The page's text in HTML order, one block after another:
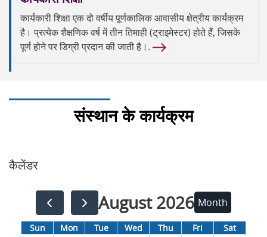
कार्यकारी शिक्षा एक दो वर्षीय पूर्णकालिक आवासीय क्षेत्रीय कार्यक्रम
है। प्रत्येक शैक्षणिक वर्ष में तीन तिमाही (ट्राइमेस्टर) होते हैं, जिसके
पूर्ण होने पर डिग्री प्रदान की जाती है।.
संस्थान के कार्यक्रम
कैलेंडर
August 2026 Month
Sun Mon Tue Wed Thu Fri Sat